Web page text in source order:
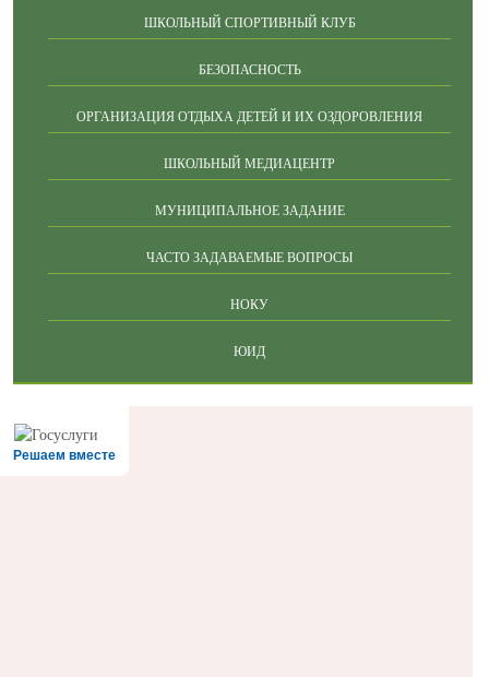
ШКОЛЬНЫЙ СПОРТИВНЫЙ КЛУБ
БЕЗОПАСНОСТЬ
ОРГАНИЗАЦИЯ ОТДЫХА ДЕТЕЙ И ИХ ОЗДОРОВЛЕНИЯ
ШКОЛЬНЫЙ МЕДИАЦЕНТР
МУНИЦИПАЛЬНОЕ ЗАДАНИЕ
ЧАСТО ЗАДАВАЕМЫЕ ВОПРОСЫ
НОКУ
ЮИД
Решаем вместе